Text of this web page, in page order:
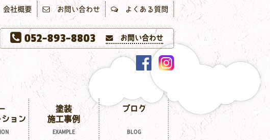
会社概要 お問い合わせ よくある質問
052-893-8803 お問い合わせ
ョン
EXAMPLE
塗装
施工事例
BLOG
ブログ